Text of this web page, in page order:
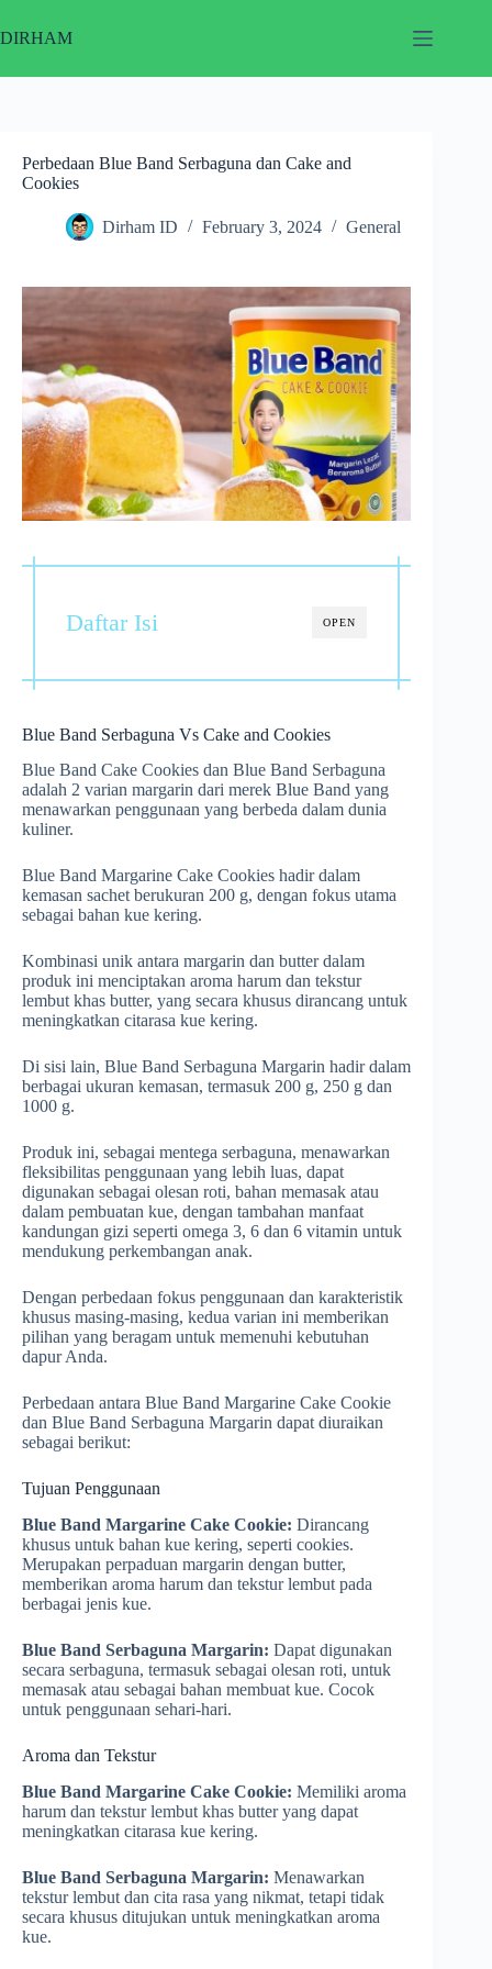
to
content
DIRHAM
Perbedaan Blue Band Serbaguna dan Cake and
Cookies
Dirham ID February 3, 2024 General
OPEN
Daftar Isi
Blue Band Serbaguna Vs Cake and Cookies
Blue Band Cake Cookies dan Blue Band Serbaguna
adalah 2 varian margarin dari merek Blue Band yang
menawarkan penggunaan yang berbeda dalam dunia
kuliner.
Blue Band Margarine Cake Cookies hadir dalam
kemasan sachet berukuran 200 g, dengan fokus utama
sebagai bahan kue kering.
Kombinasi unik antara margarin dan butter dalam
produk ini menciptakan aroma harum dan tekstur
lembut khas butter, yang secara khusus dirancang untuk
meningkatkan citarasa kue kering.
Di sisi lain, Blue Band Serbaguna Margarin hadir dalam
berbagai ukuran kemasan, termasuk 200 g, 250 g dan
1000 g.
Produk ini, sebagai mentega serbaguna, menawarkan
fleksibilitas penggunaan yang lebih luas, dapat
digunakan sebagai olesan roti, bahan memasak atau
dalam pembuatan kue, dengan tambahan manfaat
kandungan gizi seperti omega 3, 6 dan 6 vitamin untuk
mendukung perkembangan anak.
Dengan perbedaan fokus penggunaan dan karakteristik
khusus masing-masing, kedua varian ini memberikan
pilihan yang beragam untuk memenuhi kebutuhan
dapur Anda.
Perbedaan antara Blue Band Margarine Cake Cookie
dan Blue Band Serbaguna Margarin dapat diuraikan
sebagai berikut:
Tujuan Penggunaan
Blue Band Margarine Cake Cookie: Dirancang
khusus untuk bahan kue kering, seperti cookies.
Merupakan perpaduan margarin dengan butter,
memberikan aroma harum dan tekstur lembut pada
berbagai jenis kue.
Blue Band Serbaguna Margarin: Dapat digunakan
secara serbaguna, termasuk sebagai olesan roti, untuk
memasak atau sebagai bahan membuat kue. Cocok
untuk penggunaan sehari-hari.
Aroma dan Tekstur
Blue Band Margarine Cake Cookie: Memiliki aroma
harum dan tekstur lembut khas butter yang dapat
meningkatkan citarasa kue kering.
Blue Band Serbaguna Margarin: Menawarkan
tekstur lembut dan cita rasa yang nikmat, tetapi tidak
secara khusus ditujukan untuk meningkatkan aroma
kue.